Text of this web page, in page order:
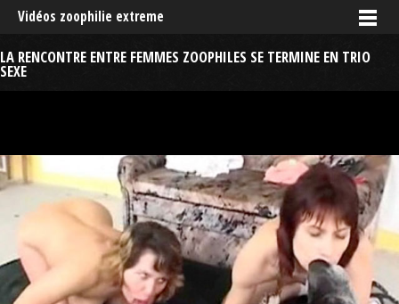
Vidéos zoophilie extreme
LA RENCONTRE ENTRE FEMMES ZOOPHILES SE TERMINE EN TRIO
SEXE